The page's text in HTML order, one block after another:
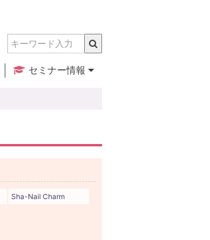
セミナー情報
Sha-Nail Charm